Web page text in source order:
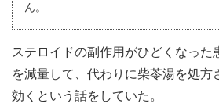
ん。
ステロイドの副作用がひどくなった
を減量して、代わりに柴苓湯を処方
効くという話をしていた。